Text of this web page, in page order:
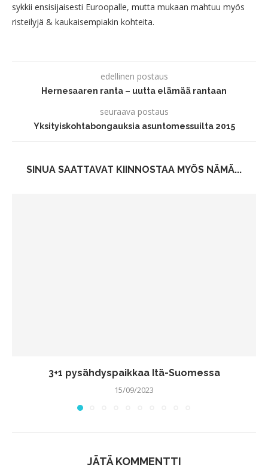
sykkii ensisijaisesti Euroopalle, mutta mukaan mahtuu myös
risteilyjä & kaukaisempiakin kohteita.
edellinen postaus
Hernesaaren ranta – uutta elämää rantaan
seuraava postaus
Yksityiskohtabongauksia asuntomessuilta 2015
SINUA SAATTAVAT KIINNOSTAA MYÖS NÄMÄ...
3+1 pysähdyspaikkaa Itä-Suomessa
15/09/2023
JÄTÄ KOMMENTTI